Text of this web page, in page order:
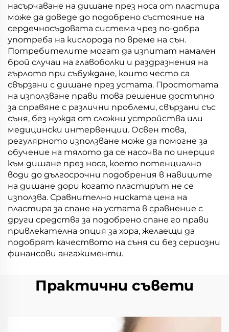
насърчаване на дишане през носа от пластира
може да доведе до подобрено състояние на
сердечносъдовата система чрез по-добра
употреба на кислорода по време на сън.
Потребителите могат да изпитат намален
брой случаи на главоболки и раздразнения на
гърлото при събуждане, които често са
свързани с дишане през устата. Простотата
на използване прави това решение достъпно
за справяне с различни проблеми, свързани със
съня, без нужда от сложни устройства или
медицински интервенции. Освен това,
регулярното използване може да помогне за
обучение на тялото да се насочва по инерция
към дишане през носа, което потенциално
води до дългосрочни подобрения в навиците
на дишане дори когато пластирът не се
използва. Сравнително ниската цена на
пластира за спане на устата в сравнение с
други средства за подобрено спане го прави
привлекателна опция за хора, желаещи да
подобрят качеството на съня си без сериозни
финансови ангажименти.
Практични съвети